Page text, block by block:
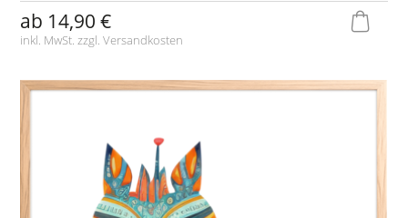
ab 14,90 €
inkl. MwSt. zzgl.Versandkosten